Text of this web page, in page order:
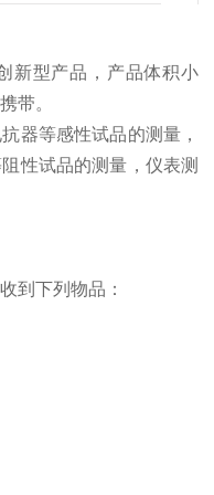
新型产品，产品体积小
带。
器等感性试品的测量，
性试品的测量，仪表测
到下列物品：